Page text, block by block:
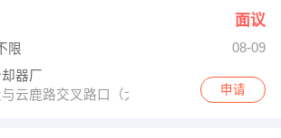
面议
限
08-09
器厂
云鹿路交叉路口（大自然水疗馆旁）
申请